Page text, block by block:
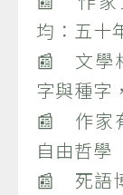
均：五十
📰 文學
字與種字
📰 作家
自由哲學
📰 死語